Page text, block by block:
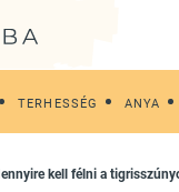
TERHESSÉG ANYA
Mennyire kell félni a